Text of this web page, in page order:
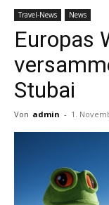
Travel-News News
Europas
Stubai
Von admin - 1.